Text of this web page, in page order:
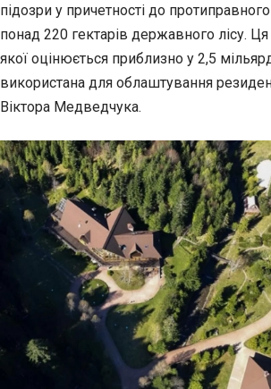
підозри у причетності до
понад 220 гектарів державного лісу. Ця
якої оцінюється приблизно у 2,5
використана для облаштування
Віктора Медведчука.